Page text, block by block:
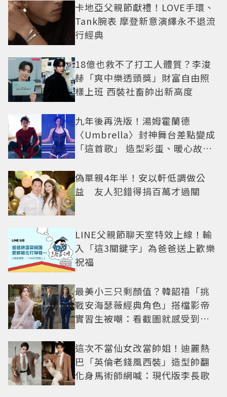
卡地亞父親節獻禮！LOVE手環、
Tank腕表 摩登新意演繹永不退流
行經典
18億也救不了打工人體質？李浚
赫「爽中樂透頭獎」財富自由照
樣上班 西裝社畜帥出新高度
九年後再洗版！湯姆霍蘭德
〈Umbrella〉封神舞台差點變成
「這首歌」 造型彩蛋、暖心故事
偽單親4年半！安以軒低調做公
益 友人犯錯得捐百萬才過關
LINE父親節聊天室特效上線！輸
入「這3關鍵字」為爸爸送上歡樂
祝福
最美小三只剩顏值？韓韶禧「挑
戰安海瑟薇經典角色」搭檔影帝
實習生被嘲：看截圖就感受到演
這次不當仙女改當帥姐！迪麗熱
巴「英倫老錢風西裝」造型帥翻
化身馬術師網喊：現代版李長歌